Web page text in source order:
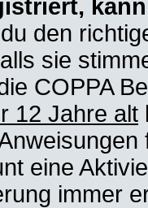
den
sie
COPPA
12 Jahre alt
eine
immer